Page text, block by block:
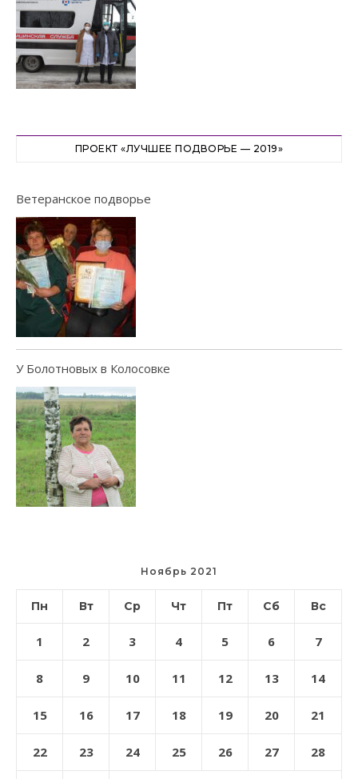
ПРОЕКТ «ЛУЧШЕЕ ПОДВОРЬЕ — 2019»
Ветеранское подворье
У Болотновых в Колосовке
Ноябрь 2021
Пн Вт Ср Чт Пт Сб Вс
1 2 3 4 5 6 7
8 9 10 11 12 13 14
15 16 17 18 19 20 21
22 23 24 25 26 27 28